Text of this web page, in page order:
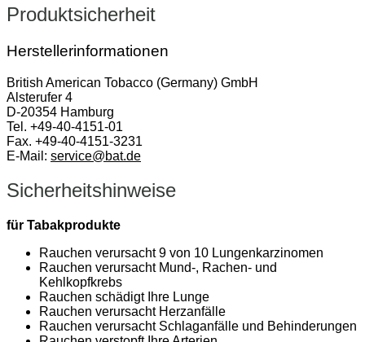
Produktsicherheit
Herstellerinformationen
British American Tobacco (Germany) GmbH
Alsterufer 4
D-20354 Hamburg
Tel. +49-40-4151-01
Fax. +49-40-4151-3231
E-Mail: service@bat.de
Sicherheitshinweise
für Tabakprodukte
Rauchen verursacht 9 von 10 Lungenkarzinomen
Rauchen verursacht Mund-, Rachen- und
Kehlkopfkrebs
Rauchen schädigt Ihre Lunge
Rauchen verursacht Herzanfälle
Rauchen verursacht Schlaganfälle und Behinderungen